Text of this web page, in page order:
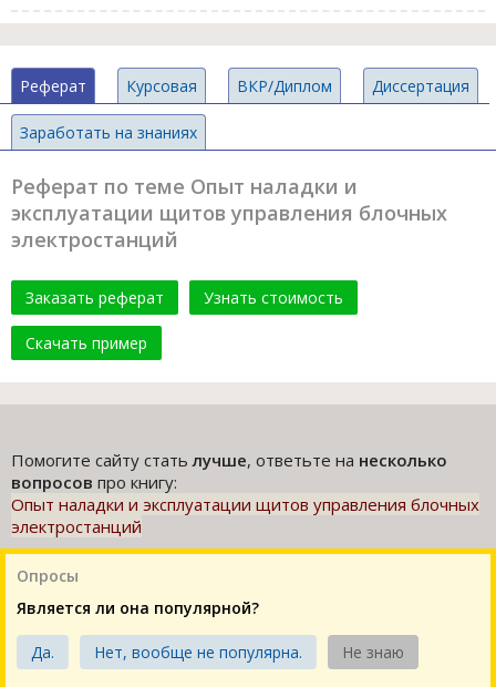
Реферат Курсовая ВКР/Диплом Диссертация
Заработать на знаниях
Реферат по теме Опыт наладки и
эксплуатации щитов управления блочных
электростанций
Заказать реферат Узнать стоимость
Скачать пример
Помогите сайту статьлучше, ответьте на несколько
вопросов про книгу:
Опыт наладки и эксплуатации щитов управления блочных
электростанций
Опросы
Является ли она популярной?
Да. Нет, вообще не популярна. Не знаю